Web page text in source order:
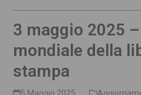
3 maggio 2025
mondiale della
stampa